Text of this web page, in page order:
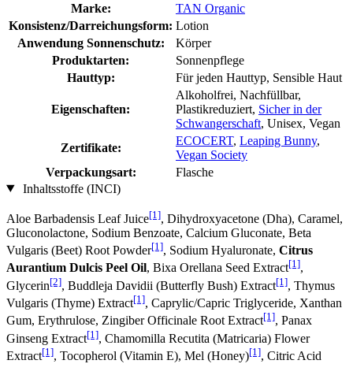
Marke:
TAN Organic
Konsistenz/Darreichungsform: Lotion
Anwendung Sonnenschutz:
Körper
Produktarten:
Sonnenpflege
Hauttyp:
Für jeden Hauttyp, Sensible Haut
Eigenschaften:
Alkoholfrei, Nachfüllbar,
Plastikreduziert, Sicher in der
Schwangerschaft, Unisex, Vegan
Zertifikate:
ECOCERT, Leaping Bunny,
Vegan Society
Verpackungsart:
Flasche
Inhaltsstoffe (INCI)
Aloe Barbadensis Leaf Juice[1], Dihydroxyacetone (Dha), Caramel,
Gluconolactone, Sodium Benzoate, Calcium Gluconate, Beta
Vulgaris (Beet) Root Powder[1], Sodium Hyaluronate, Citrus
Aurantium Dulcis Peel Oil, Bixa Orellana Seed Extract[1],
Glycerin[2], Buddleja Davidii (Butterfly Bush) Extract[1], Thymus
Vulgaris (Thyme) Extract[1], Caprylic/Capric Triglyceride, Xanthan
Gum, Erythrulose, Zingiber Officinale Root Extract[1], Panax
Ginseng Extract[1], Chamomilla Recutita (Matricaria) Flower
Extract[1], Tocopherol (Vitamin E), Mel (Honey)[1], Citric Acid